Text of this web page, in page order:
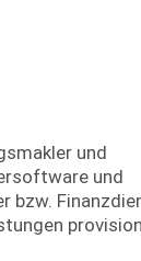
und
und
bzw.